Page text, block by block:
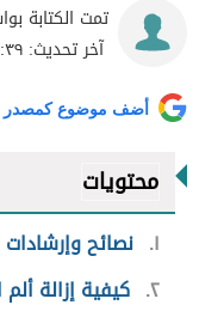
تمت الكتابة
آخر تحديث: ١٣:٣٩ ، ٢٢
أضف موضوع
محتويات
١ نصائح
٢ كيفية إزالة